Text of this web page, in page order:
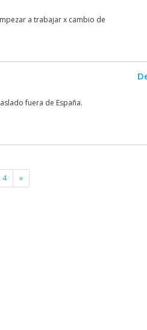
a trabajar x cambio de
fuera de España.
4 »